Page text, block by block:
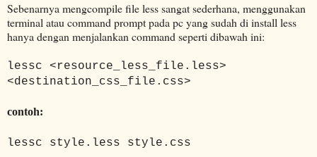
Sebenarnya mengcompile file less sangat sederhana, menggunakan
terminal atau command prompt pada pc yang sudah di install less
hanya dengan menjalankan command seperti dibawah ini:
lessc <resource_less_file.less>
<destination_css_file.css>
contoh:
lessc style.less style.css